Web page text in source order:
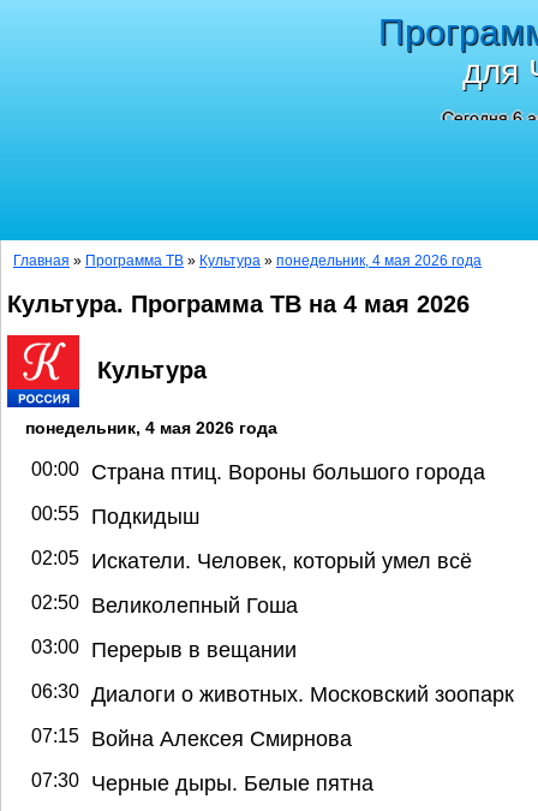
для
Сегодня 6
Главная » Программа ТВ » Культура » понедельник, 4 мая 2026 года
Культура. Программа ТВ на 4 мая 2026
Культура
понедельник, 4 мая 2026 года
00:00 Страна птиц. Вороны большого города
00:55 Подкидыш
02:05 Искатели. Человек, который умел всё
02:50 Великолепный Гоша
03:00 Перерыв в вещании
06:30 Диалоги о животных. Московский зоопарк
07:15 Война Алексея Смирнова
07:30 Черные дыры. Белые пятна